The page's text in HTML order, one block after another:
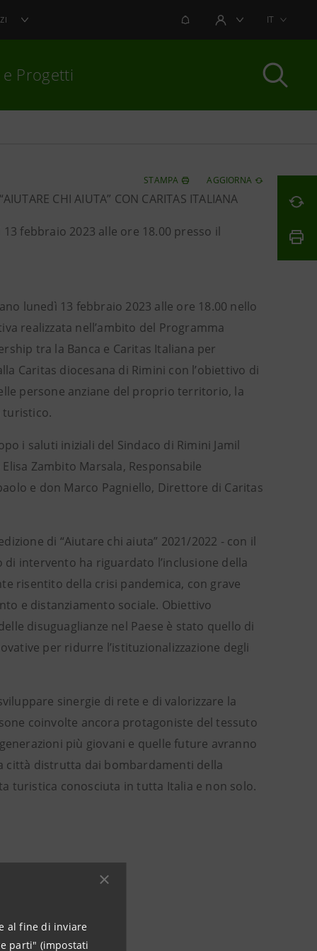
al fine di inviare
parti" (impostati
NOTIFICHEAREA UTENTEIT
e Progetti
STAMPA AGGIORNA
CHI AIUTA” CON CARITAS ITALIANA
febbraio 2023 alle ore 18.00 presso il
lunedì 13 febbraio 2023 alle ore 18.00 nello
realizzata nell’ambito del Programma
tra la Banca e Caritas Italiana per
Caritas diocesana di Rimini con l’obiettivo di
persone anziane del proprio territorio, la
turistico.
i saluti iniziali del Sindaco di Rimini Jamil
Zambito Marsala, Responsabile
e don Marco Pagniello, Direttore di Caritas
di “Aiutare chi aiuta” 2021/2022 - con il
di intervento ha riguardato l’inclusione della
risentito della crisi pandemica, con grave
e distanziamento sociale. Obiettivo
disuguaglianze nel Paese è stato quello di
per ridurre l’istituzionalizzazione degli
sinergie di rete e di valorizzare la
coinvolte ancora protagoniste del tessuto
più giovani e quelle future avranno
città distrutta dai bombardamenti della
turistica conosciuta in tutta Italia e non solo.